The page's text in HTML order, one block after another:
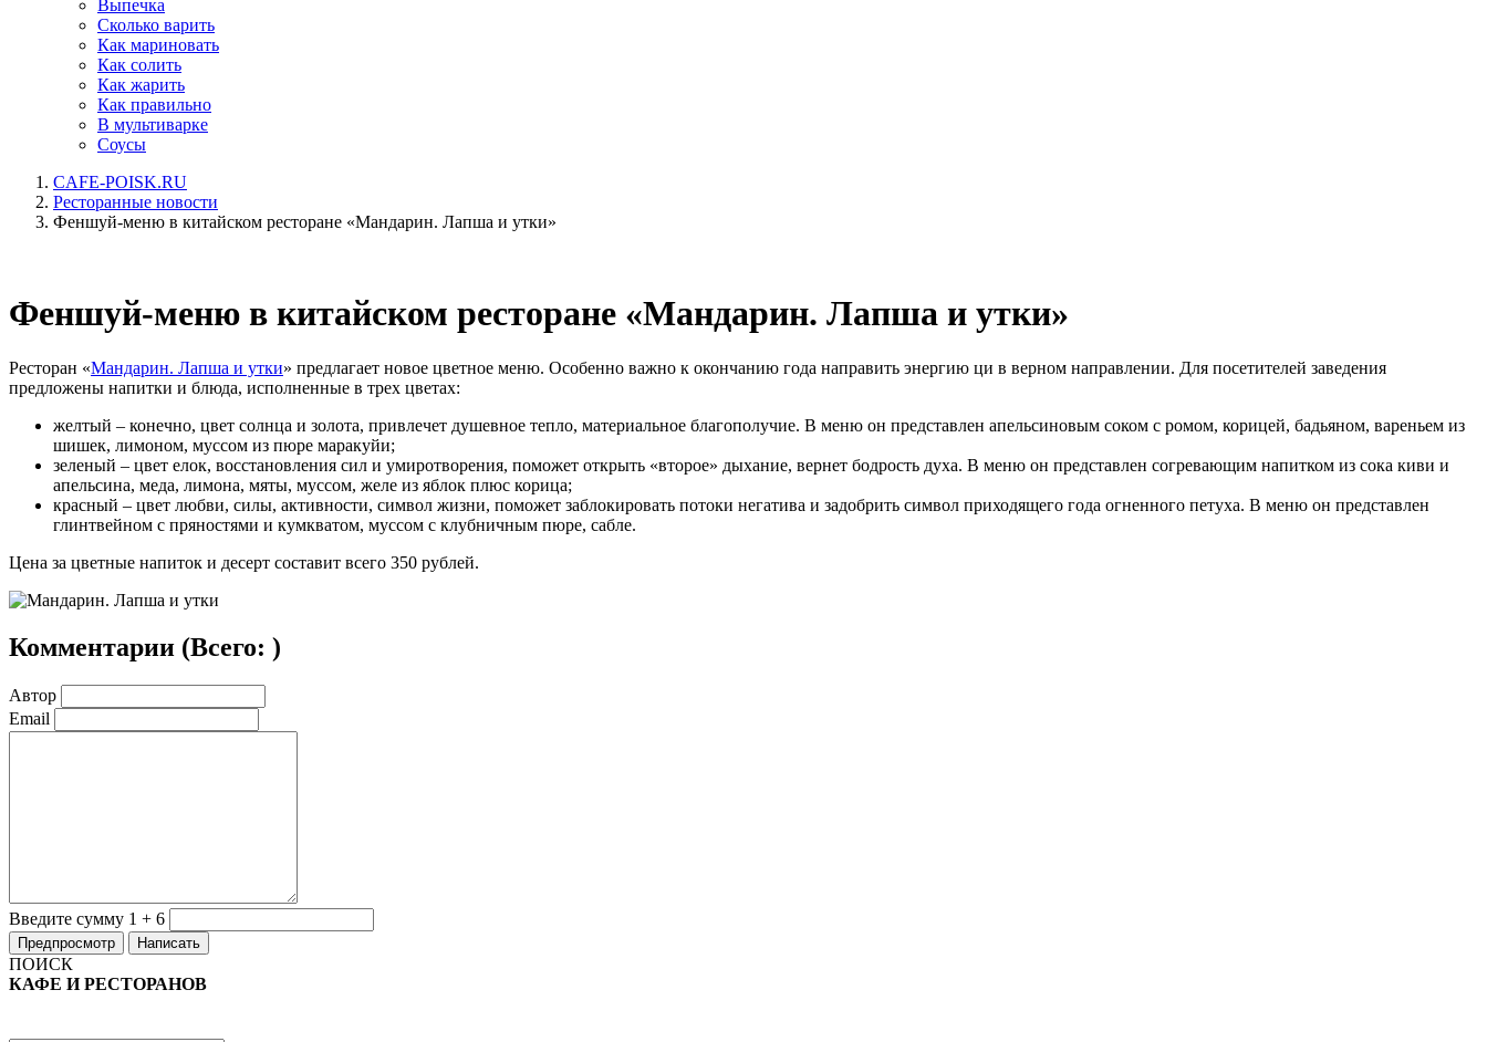
Выпечка
Сколько варить
Как мариновать
Как солить
Как жарить
Как правильно
В мультиварке
Соусы
CAFE-POISK.RU
Ресторанные новости
Феншуй-меню в китайском ресторане «Мандарин. Лапша и утки»
Феншуй-меню в китайском ресторане «Мандарин. Лапша и утки»
Ресторан «Мандарин. Лапша и утки» предлагает новое цветное меню. Особенно важно к окончанию года направить энергию ци в верном направлении. Для посетителей заведения
предложены напитки и блюда, исполненные в трех цветах:
желтый – конечно, цвет солнца и золота, привлечет душевное тепло, материальное благополучие. В меню он представлен апельсиновым соком с ромом, корицей, бадьяном, вареньем из
шишек, лимоном, муссом из пюре маракуйи;
зеленый – цвет елок, восстановления сил и умиротворения, поможет открыть «второе» дыхание, вернет бодрость духа. В меню он представлен согревающим напитком из сока киви и
апельсина, меда, лимона, мяты, муссом, желе из яблок плюс корица;
красный – цвет любви, силы, активности, символ жизни, поможет заблокировать потоки негатива и задобрить символ приходящего года огненного петуха. В меню он представлен
глинтвейном с пряностями и кумкватом, муссом с клубничным пюре, сабле.
Цена за цветные напиток и десерт составит всего 350 рублей.
Комментарии (Всего: )
Автор
Email
Введите сумму 1 + 6
ПОИСК
КАФЕ И РЕСТОРАНОВ